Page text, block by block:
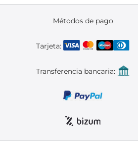
Métodos de pago
Tarjeta:
Transferencia bancaria: